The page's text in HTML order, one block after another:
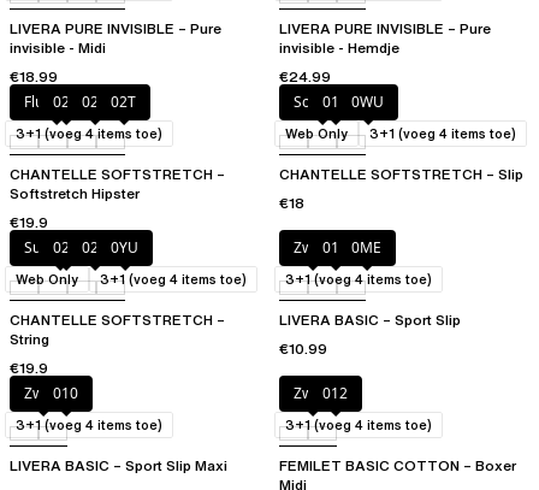
LIVERA PURE INVISIBLE – Pure
invisible - Midi
€18.99
LIVERA PURE INVISIBLE – Pure
invisible - Hemdje
€24.99
Fluorroze
020 02E 02T
CHANTELLE SOFTSTRETCH –
Softstretch Hipster
€19.9
3+1 (voeg 4 items toe)
Soft pink
011 0WU
CHANTELLE SOFTSTRETCH – Slip
€18
Web Only 3+1 (voeg 4 items toe)
Suikerroze
02E 02T 0YU
CHANTELLE SOFTSTRETCH –
String
€19.9
Web Only 3+1 (voeg 4 items toe)
Zwart010 0ME
LIVERA BASIC – Sport Slip
€10.99
3+1 (voeg 4 items toe)
Zwart010
LIVERA BASIC – Sport Slip Maxi
3+1 (voeg 4 items toe)
Zwart012
FEMILET BASIC COTTON – Boxer
Midi
3+1 (voeg 4 items toe)